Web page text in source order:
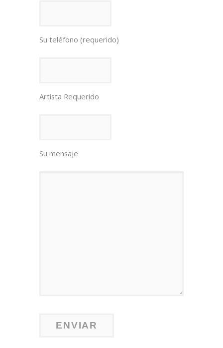
Su teléfono (requerido)
Artista Requerido
Su mensaje